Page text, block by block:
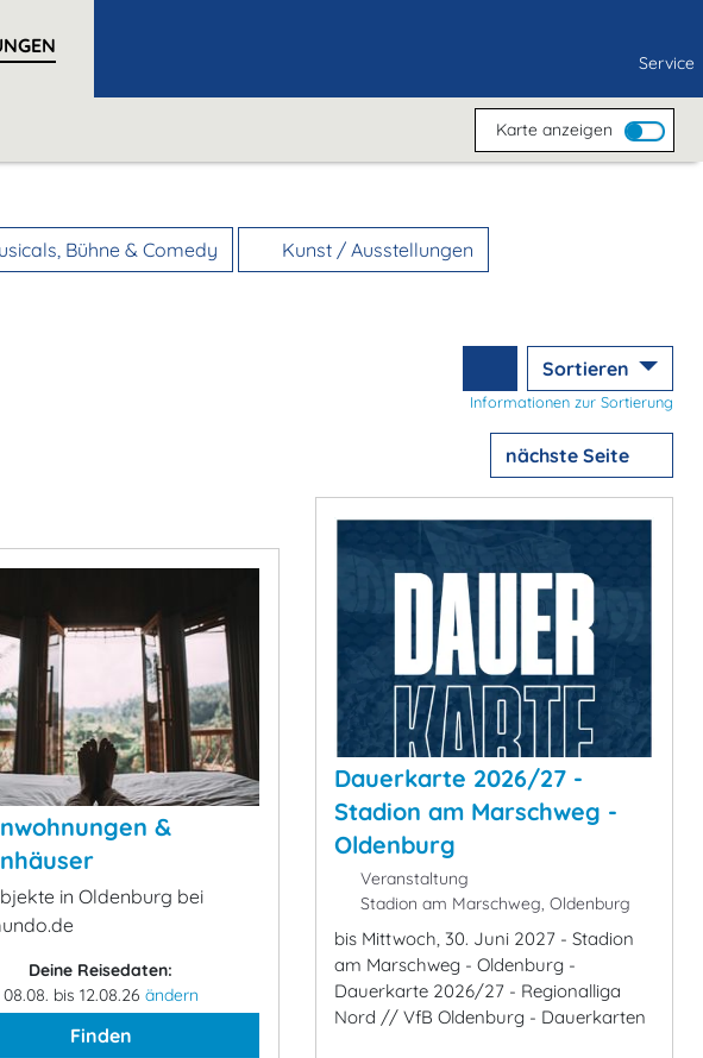
Service
Karte anzeigen
Bühne & Comedy Kunst / Ausstellungen
Sortieren
Informationen zur Sortierung
nächste Seite
&
in Oldenburg bei
Deine Reisedaten:
08.08. bis 12.08.26 ändern
Finden
Dauerkarte 2026/27 -
Stadion am Marschweg -
Oldenburg
Veranstaltung
Stadion am Marschweg, Oldenburg
bis Mittwoch, 30. Juni 2027 - Stadion
am Marschweg - Oldenburg -
Dauerkarte 2026/27 - Regionalliga
Nord // VfB Oldenburg - Dauerkarten